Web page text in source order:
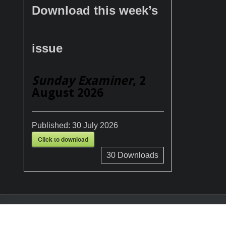
Download this week’s
issue
Sunday Examiner, 2
August 2026
Published: 30 July 2026
Click to download
30Downloads